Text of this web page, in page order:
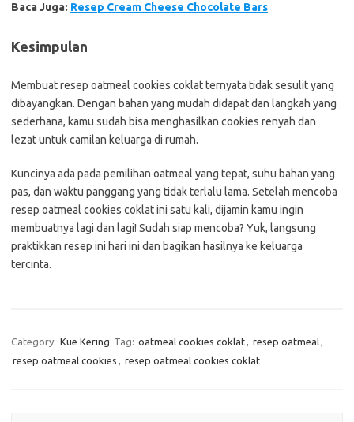
Baca Juga: Resep Cream Cheese Chocolate Bars
Kesimpulan
Membuat resep oatmeal cookies coklat ternyata tidak sesulit yang
dibayangkan. Dengan bahan yang mudah didapat dan langkah yang
sederhana, kamu sudah bisa menghasilkan cookies renyah dan
lezat untuk camilan keluarga di rumah.
Kuncinya ada pada pemilihan oatmeal yang tepat, suhu bahan yang
pas, dan waktu panggang yang tidak terlalu lama. Setelah mencoba
resep oatmeal cookies coklat ini satu kali, dijamin kamu ingin
membuatnya lagi dan lagi! Sudah siap mencoba? Yuk, langsung
praktikkan resep ini hari ini dan bagikan hasilnya ke keluarga
tercinta.
Category: Kue Kering Tag: oatmeal cookies coklat, resep oatmeal,
resep oatmeal cookies , resep oatmeal cookies coklat